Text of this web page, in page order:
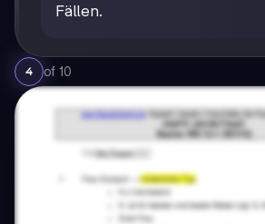
Fällen.
4 of 10